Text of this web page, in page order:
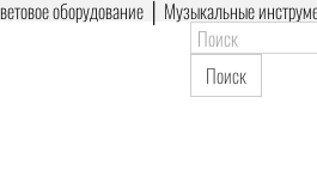
оборудование │ Музыкальные
Поиск